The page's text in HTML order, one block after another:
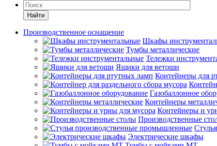
Найти
Производственное оснащение
Шкафы
Тумбы металлические
Тележки
Ящики для ветоши
Контейнеры для
Газобаллонное
Контейнеры
Контейнеры и
Производственные
Электрические шкафы